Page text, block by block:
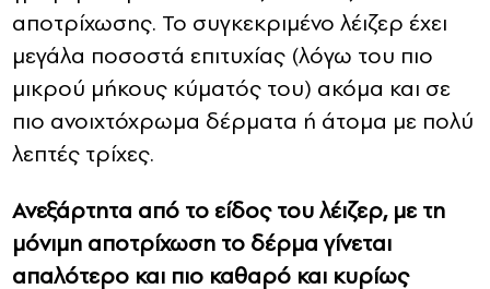
αποτρίχωσης. Το συγκεκριμένο λέιζερ έχει
μεγάλα ποσοστά επιτυχίας (λόγω του πιο
μικρού μήκους κύματός του) ακόμα και σε
πιο ανοιχτόχρωμα δέρματα ή άτομα με πολύ
λεπτές τρίχες.
Ανεξάρτητα από το είδος του λέιζερ, με τη
μόνιμη αποτρίχωση το δέρμα γίνεται
απαλότερο και πιο καθαρό και κυρίως